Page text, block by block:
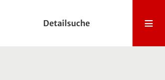
Detailsuche